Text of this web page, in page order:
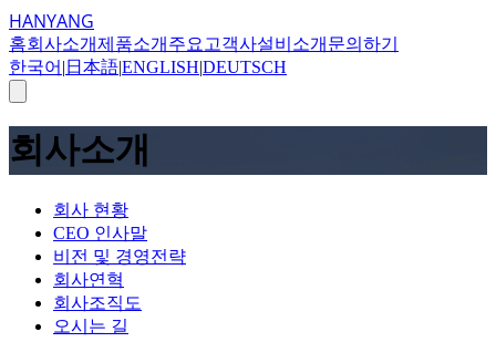
HANYANG
홈회사소개제품소개 주요고객사설비소개 문의하기
한국어 | 日本語|ENGLISH|DEUTSCH
회사소개
회사 현황
CEO 인사말
비전 및 경영전략
회사연혁
회사조직도
오시는 길